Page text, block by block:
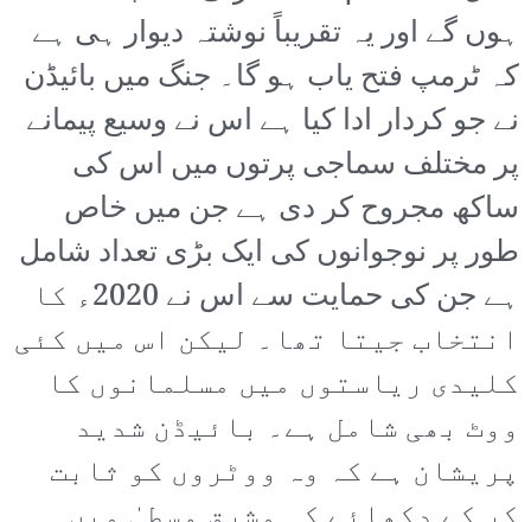
ہوں گے اور یہ تقریباً نوشتہ دیوار ہی ہے
کہ ٹرمپ فتح یاب ہو گا۔ جنگ میں بائیڈن
نے جو کردار ادا کیا ہے اس نے وسیع پیمانے
پر مختلف سماجی پرتوں میں اس کی
ساکھ مجروح کر دی ہے جن میں خاص
طور پر نوجوانوں کی ایک بڑی تعداد شامل
ہے جن کی حمایت سے اس نے 2020ء کا
انتخاب جیتا تھا۔ لیکن اس میں کئی
کلیدی ریاستوں میں مسلمانوں کا
ووٹ بھی شامل ہے۔ بائیڈن شدید
پریشان ہے کہ وہ ووٹروں کو ثابت